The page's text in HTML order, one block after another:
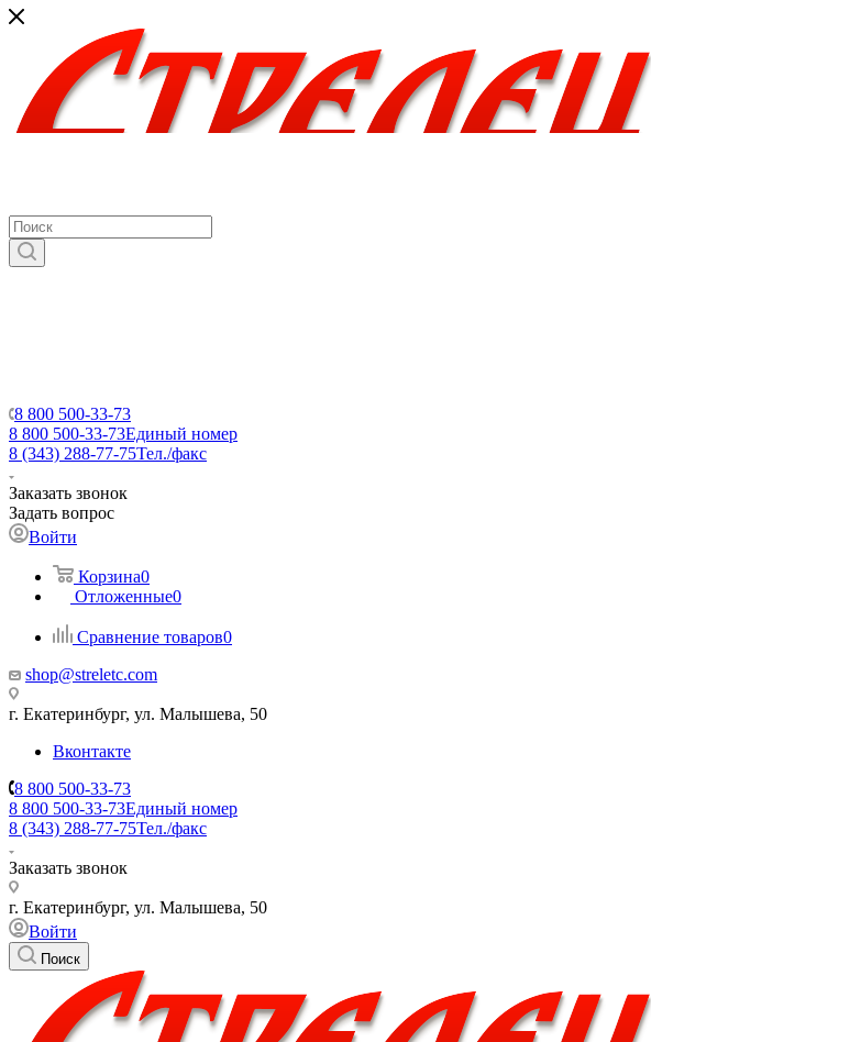
8 800 500-33-73
8 800 500-33-73Единый номер
8 (343) 288-77-75Тел./факс
Заказать звонок
Задать вопрос
Войти
Корзина0
Отложенные0
Сравнение товаров0
shop@streletc.com
г. Екатеринбург, ул. Малышева, 50
Вконтакте
8 800 500-33-73
8 800 500-33-73Единый номер
8 (343) 288-77-75Тел./факс
Заказать звонок
г. Екатеринбург, ул. Малышева, 50
Войти
Поиск